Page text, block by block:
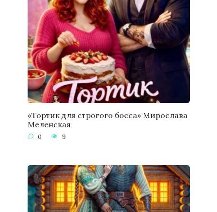
«Тортик для строгого босса» Мирослава
Меленская
0 9